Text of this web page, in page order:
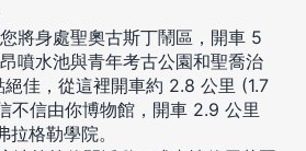
將身處聖奧古斯丁鬧區，開車 5
噴水池與青年考古公園和聖喬治
佳，從這裡開車約 2.8 公里 (1.7
不信由你博物館，開車 2.9 公里
格勒學院。